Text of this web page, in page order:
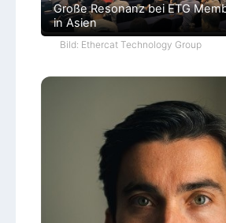
Große Resonanz bei ETG
in Asien
Bild: Ethercat Technology Group